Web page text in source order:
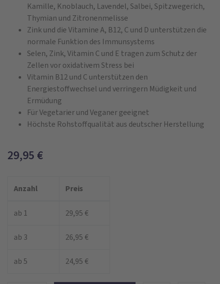
Kamille, Knoblauch, Lavendel, Salbei, Spitzwegerich,
Thymian und Zitronenmelisse
Zink und die Vitamine A, B12, C und D unterstützen die
normale Funktion des Immunsystems
Selen, Zink, Vitamin C und E tragen zum Schutz der
Zellen vor oxidativem Stress bei
Vitamin B12 und C unterstützen den
Energiestoffwechsel und verringern Müdigkeit und
Ermüdung
Für Vegetarier und Veganer geeignet
Höchste Rohstoffqualität aus deutscher Herstellung
29,95 €
Anzahl Preis
ab 1 29,95 €
ab 3 26,95 €
ab 5 24,95 €